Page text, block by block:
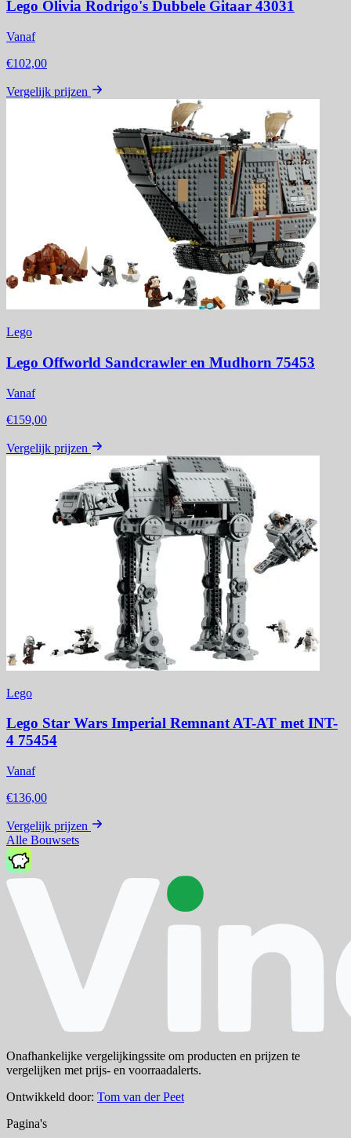
Lego Olivia Rodrigo's Dubbele Gitaar 43031
Vanaf
€102,00
Vergelijk prijzen
Lego
Lego Offworld Sandcrawler en Mudhorn 75453
Vanaf
€159,00
Vergelijk prijzen
Lego
Lego Star Wars Imperial Remnant AT-AT met INT-
4 75454
Vanaf
€136,00
Vergelijk prijzen
Alle Bouwsets
Onafhankelijke vergelijkingssite om producten en prijzen te
vergelijken met prijs- en voorraadalerts.
Ontwikkeld door: Tom van der Peet
Pagina's